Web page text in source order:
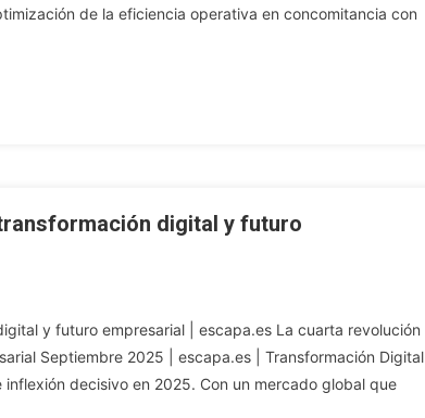
de la eficiencia operativa en concomitancia con
digital y futuro
y futuro empresarial | escapa.es La cuarta revolución
Septiembre 2025 | escapa.es | Transformación Digital
decisivo en 2025. Con un mercado global que